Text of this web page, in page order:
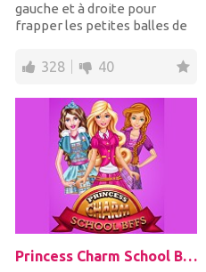
gauche et à droite pour
frapper les petites balles de
328 40
Princess Charm School Bffs